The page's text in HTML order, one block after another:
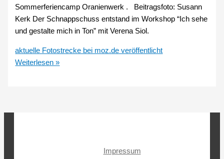
Sommerferiencamp Oranienwerk . Beitragsfoto: Susann
Kerk Der Schnappschuss entstand im Workshop “Ich sehe
und gestalte mich in Ton” mit Verena Siol.
aktuelle Fotostrecke bei moz.de veröffentlicht
Weiterlesen »
Impressum